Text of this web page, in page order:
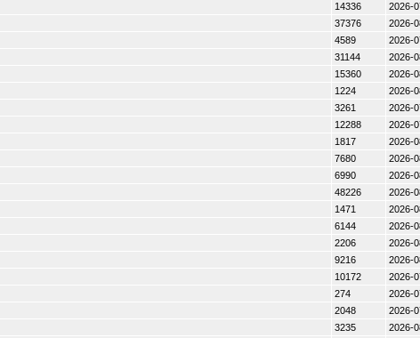
14336 2026-
37376 2026-
4589 2026-
31144 2026-
15360 2026-
1224 2026-
3261 2026-
12288 2026-
1817 2026-
7680 2026-
6990 2026-
48226 2026-
1471 2026-
6144 2026-
2206 2026-
9216 2026-
10172 2026-
274 2026-
2048 2026-
3235 2026-